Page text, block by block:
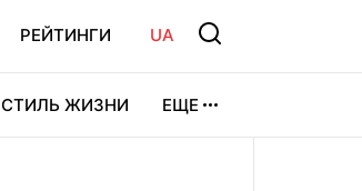
РЕЙТИНГИ UA
СТИЛЬ ЖИЗНИ ЕЩЕ